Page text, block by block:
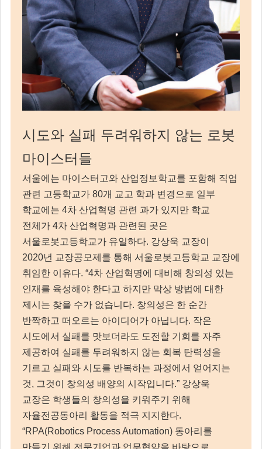
시도와 실패 두려워하지 않는 로봇
마이스터들
서울에는 마이스터고와 산업정보학교를 포함해 직업
관련 고등학교가 80개 교고 학과 변경으로 일부
학교에는 4차 산업혁명 관련 과가 있지만 학교
전체가 4차 산업혁명과 관련된 곳은
서울로봇고등학교가 유일하다. 강상욱 교장이
2020년 교장공모제를 통해 서울로봇고등학교 교장에
취임한 이유다. “4차 산업혁명에 대비해 창의성 있는
인재를 육성해야 한다고 하지만 막상 방법에 대한
제시는 찾을 수가 없습니다. 창의성은 한 순간
반짝하고 떠오르는 아이디어가 아닙니다. 작은
시도에서 실패를 맛보더라도 도전할 기회를 자주
제공하여 실패를 두려워하지 않는 회복 탄력성을
기르고 실패와 시도를 반복하는 과정에서 얻어지는
것, 그것이 창의성 배양의 시작입니다.” 강상욱
교장은 학생들의 창의성을 키워주기 위해
자율전공동아리 활동을 적극 지지한다.
“RPA(Robotics Process Automation) 동아리를